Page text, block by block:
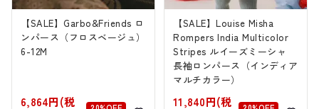
【SALE】Garbo&Friends ロ
ンパース（フロスベージュ）
6-12M
6,864円(税
【SALE】Louise Misha
Rompers India Multicolor
Stripes ルイーズミーシャ
長袖ロンパース（インディア
マルチカラー）
11,840円(税